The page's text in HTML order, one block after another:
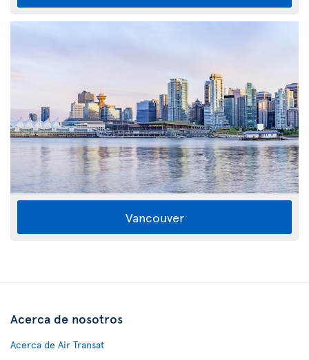
Vancouver
Acerca de nosotros
Acerca de Air Transat